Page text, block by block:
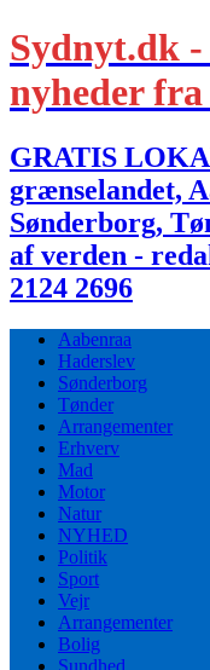
Sydnyt.dk
nyheder
GRATIS
grænselandet,
Sønderborg,
af verden -
2124 2696
Aabenraa
Haderslev
Sønderborg
Tønder
Arrangementer
Erhverv
Mad
Motor
Natur
NYHED
Politik
Sport
Vejr
Arrangementer
Bolig
Sundhed